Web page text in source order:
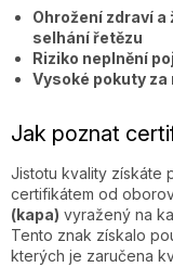
Ohrožení zdraví
selhání řetězu
Riziko neplnění
Vysoké pokuty
Jak poznat
Jistotu kvality získáte
certifikátem od
(kapa) vyražený na
Tento znak získalo
kterých je zaručena